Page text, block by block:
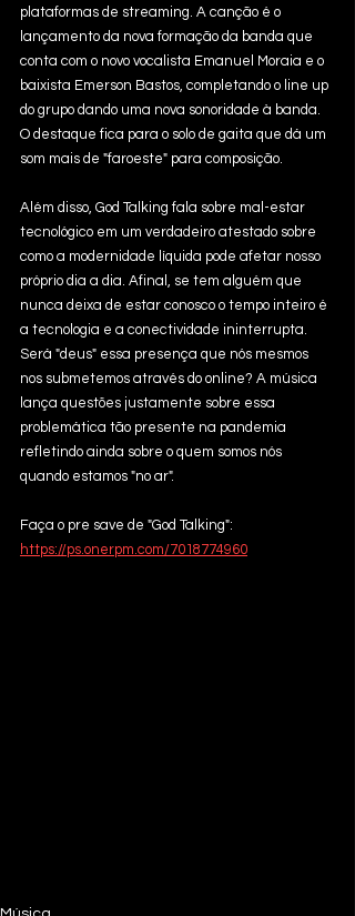
plataformas de streaming. A canção é o
lançamento da nova formação da banda que
conta com o novo vocalista Emanuel Moraia e o
baixista Emerson Bastos, completando o line up
do grupo dando uma nova sonoridade à banda.
O destaque fica para o solo de gaita que dá um
som mais de "faroeste" para composição.
Além disso, God Talking fala sobre mal-estar
tecnológico em um verdadeiro atestado sobre
como a modernidade líquida pode afetar nosso
próprio dia a dia. Afinal, se tem alguém que
nunca deixa de estar conosco o tempo inteiro é
a tecnologia e a conectividade ininterrupta.
Será "deus" essa presença que nós mesmos
nos submetemos através do online? A música
lança questões justamente sobre essa
problemática tão presente na pandemia
refletindo ainda sobre o quem somos nós
quando estamos "no ar".
Faça o pre save de "God Talking":
https://ps.onerpm.com/7018774960